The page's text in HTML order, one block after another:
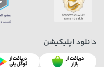
141,000 تومان
165,900
خرید
دانلود اپلیکیشن